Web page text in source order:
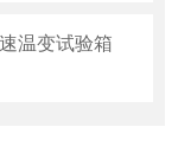
温变试验箱